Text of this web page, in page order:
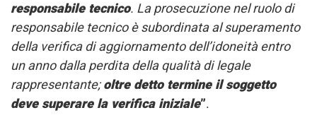
responsabile tecnico. La prosecuzione nel ruolo di
responsabile tecnico è subordinata al superamento
della verifica di aggiornamento dell’idoneità entro
un anno dalla perdita della qualità di legale
rappresentante;oltre detto termine il soggetto
deve superare la verifica iniziale”.